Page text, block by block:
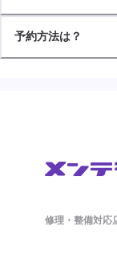
予約方法は？
修理・整備対応